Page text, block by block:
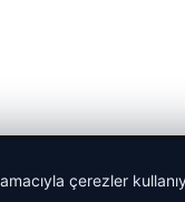
çerezler